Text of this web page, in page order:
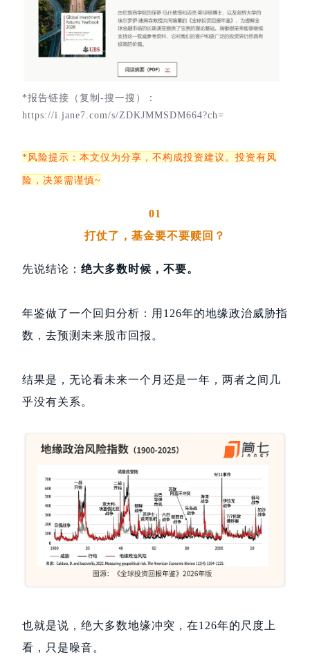
*报告链接（复制-搜一搜）：
https://i.jane7.com/s/ZDKJMMSDM664?ch=
*风险提示：本文仅为分享，不构成投资建议。投资有风
险，决策需谨慎~
01
打仗了，基金要不要赎回？
先说结论： 绝大多数时候，不要。
年鉴做了一个回归分析：用126年的地缘政治威胁指
数，去预测未来股市回报。
结果是，无论看未来一个月还是一年，两者之间几
乎没有关系。
也就是说，绝大多数地缘冲突，在126年的尺度上
看，只是噪音。